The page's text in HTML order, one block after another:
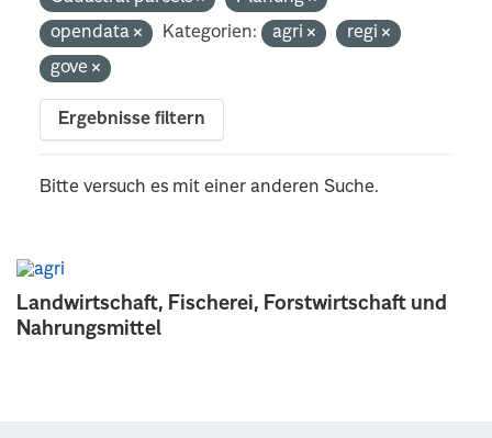
Landwirtschaft, Fischerei, Forstwirtschaft und
Nahrungsmittel
opendata
Kategorien: agri
regi
gove
Ergebnisse filtern
Bitte versuch es mit einer anderen Suche.